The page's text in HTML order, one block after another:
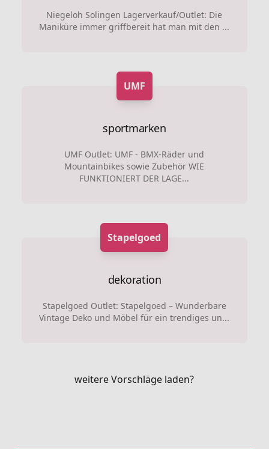
Niegeloh Solingen Lagerverkauf/Outlet: Die
Maniküre immer griffbereit hat man mit den ...
UMF
sportmarken
UMF Outlet: UMF - BMX-Räder und
Mountainbikes sowie Zubehör WIE
FUNKTIONIERT DER LAGE...
Stapelgoed
dekoration
Stapelgoed Outlet: Stapelgoed – Wunderbare
Vintage Deko und Möbel für ein trendiges un...
weitere Vorschläge laden?